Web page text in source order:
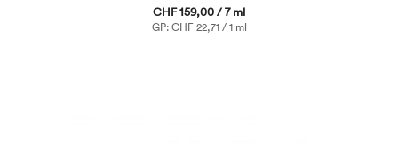
CHF 159,00 / 7 ml
GP: CHF 22,71 / 1 ml